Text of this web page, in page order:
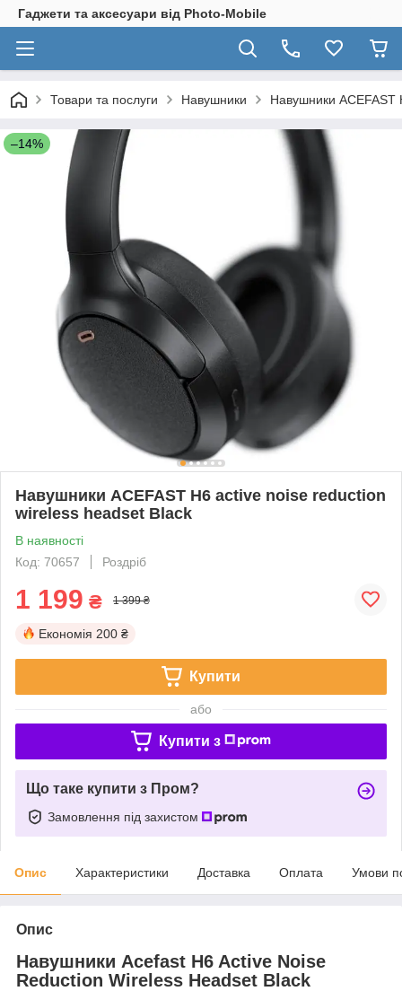
Гаджети та аксесуари від Photo-Mobile
Товари та послуги Навушники Навушники ACEFAST
–14%
Навушники ACEFAST H6 active noise reduction
wireless headset Black
В наявності
Код: 70657
Роздріб
1 199 ₴ 1 399 ₴
Економія 200 ₴
Купити
або
Купити з
Що таке купити з Пром?
Замовлення під захистом
Опис Характеристики Доставка Оплата Умови
Опис
Навушники Acefast H6 Active Noise
Reduction Wireless Headset Black